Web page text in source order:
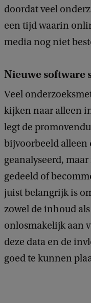
doordat veel
een tijd waarin
media nog niet
Nieuwe software
Veel
kijken naar alleen
legt de
bijvoorbeeld alleen
geanalyseerd,
gedeeld of
juist belangrijk is
zowel de inhoud
onlosmakelijk aan
deze data en de
goed te kunnen